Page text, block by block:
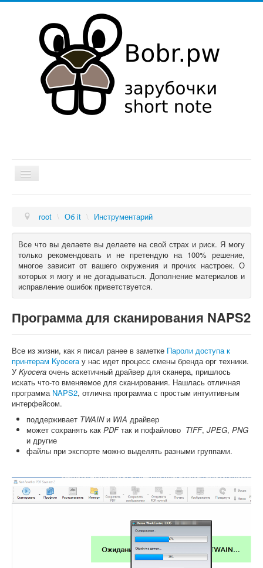
Мысли в слух
Об it
Увлечения
О книгах
root \ Об it \ Инструментарий
Все что вы делаете вы делаете на свой страх и риск. Я могу
только рекомендовать и не претендую на 100% решение,
многое зависит от вашего окружения и прочих настроек. О
которых я могу и не догадываться. Дополнение материалов и
исправление ошибок приветствуется.
Программа для сканирования NAPS2
Все из жизни, как я писал ранее в заметке Пароли доступа к
принтерам Kyocera у нас идет процесс смены бренда орг техники.
У Kyocera очень аскетичный драйвер для сканера, пришлось
искать что-то вменяемое для сканирования. Нашлась отличная
программа NAPS2, отлична программа с простым интуитивным
интерфейсом.
поддерживает TWAINи WIA драйвер
может сохранять как PDFтак и пофайлово TIFF, JPEG, PNG
и другие
файлы при экспорте можно выделять разными группами.